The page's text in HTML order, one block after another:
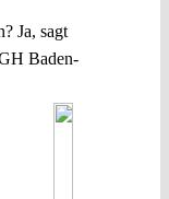
Ja, sagt
Baden-